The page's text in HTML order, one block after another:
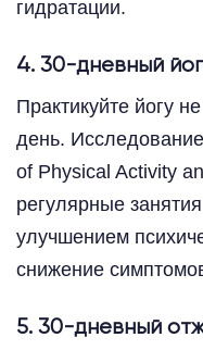
гидратации.
4. 30-дневный
Практикуйте йогу
день.
of Physical Activity
регулярные
улучшением
снижение
5. 30-дневный